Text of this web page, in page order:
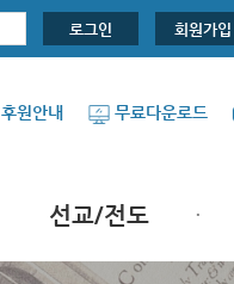
로그인 회원가입
후원안내 무료다운로드
선교/전도